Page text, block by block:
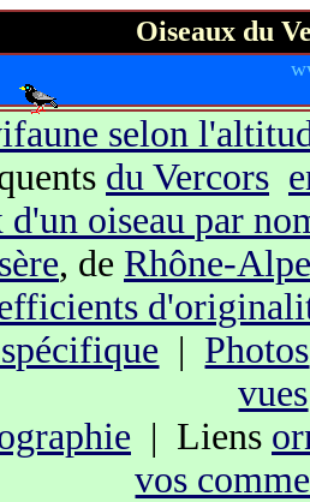
Oiseaux du
selon
du Vercors
oiseau par
, de Rhône-
| Photos
vues
| Liens
vos